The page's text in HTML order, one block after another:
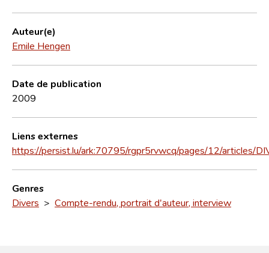
Auteur(e)
Emile Hengen
Date de publication
2009
Liens externes
https://persist.lu/ark:70795/rgpr5rvwcq/pages/12/articles/
Genres
Divers > Compte-rendu, portrait d'auteur, interview